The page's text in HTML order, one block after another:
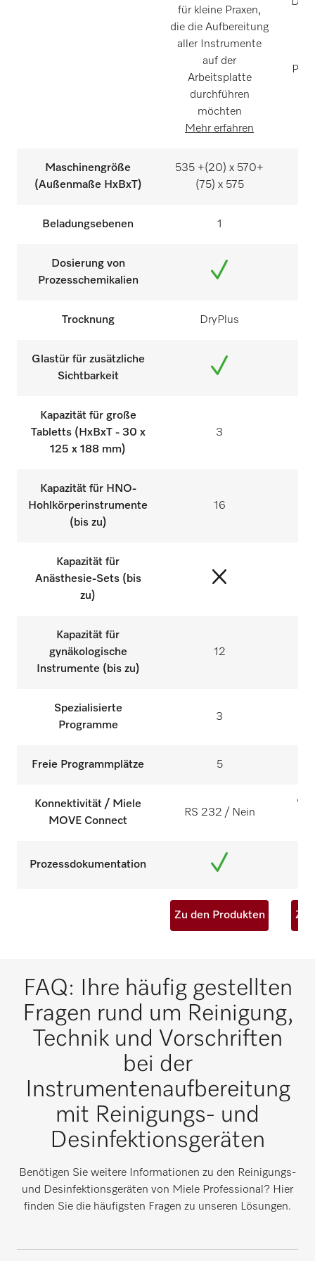
für kleine Praxen,
die die Aufbereitung
aller Instrumente
auf der
Arbeitsplatte
durchführen
möchten
Mehr erfahren
Maschinengröße
(Außenmaße HxBxT)
535 +(20) x 570+
(75) x 575
Beladungsebenen 1
Dosierung von
Prozesschemikalien
Trocknung DryPlus
Glastür für zusätzliche
Sichtbarkeit
Kapazität für große
Tabletts (HxBxT - 30 x
125 x 188 mm)
3
Kapazität für HNO-
Hohlkörperinstrumente
(bis zu)
16
Kapazität für
Anästhesie-Sets (bis
zu)
Kapazität für
gynäkologische
Instrumente (bis zu)
12
Spezialisierte
Programme
3
Freie Programmplätze 5
Konnektivität / Miele
MOVE Connect
RS 232 / Nein
Prozessdokumentation
Zu den Produkten Zu
FAQ: Ihre häufig gestellten
Fragen rund um Reinigung,
Technik und Vorschriften
bei der
Instrumentenaufbereitung
mit Reinigungs- und
Desinfektionsgeräten
Benötigen Sie weitere Informationen zu den Reinigungs-
und Desinfektionsgeräten von Miele Professional? Hier
finden Sie die häufigsten Fragen zu unseren Lösungen.